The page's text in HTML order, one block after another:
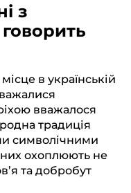
з
в українській
вважалося
традиція
символічними
охоплюють не
та добробут